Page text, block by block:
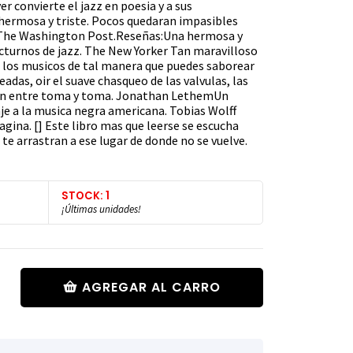
convierte el jazz en poesia y a sus
y triste. Pocos quedaran impasibles
Washington Post.Reseñas:Una hermosa y
de jazz. The New Yorker Tan maravilloso
los musicos de tal manera que puedes saborear
oir el suave chasqueo de las valvulas, las
entre toma y toma. Jonathan LethemUn
a la musica negra americana. Tobias Wolff
[] Este libro mas que leerse se escucha
arrastran a ese lugar de donde no se vuelve.
STOCK: 1
¡Últimas unidades!
AGREGAR AL CARRO